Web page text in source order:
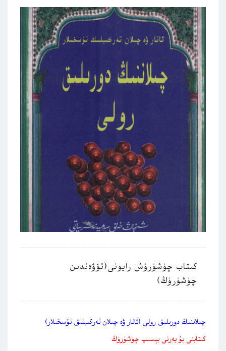
كىتاب چۈشۈرۈش رايونى(تۆۋەندىن
چۈشۈرۈڭ)
چىلاننىڭ دورىلىق رولى (ئانار ۋە چىلان تەركىبلىق نۇسخىلار)
كىتابنى بۇ يەرنى بېسىپ چۈشۈرۈڭ